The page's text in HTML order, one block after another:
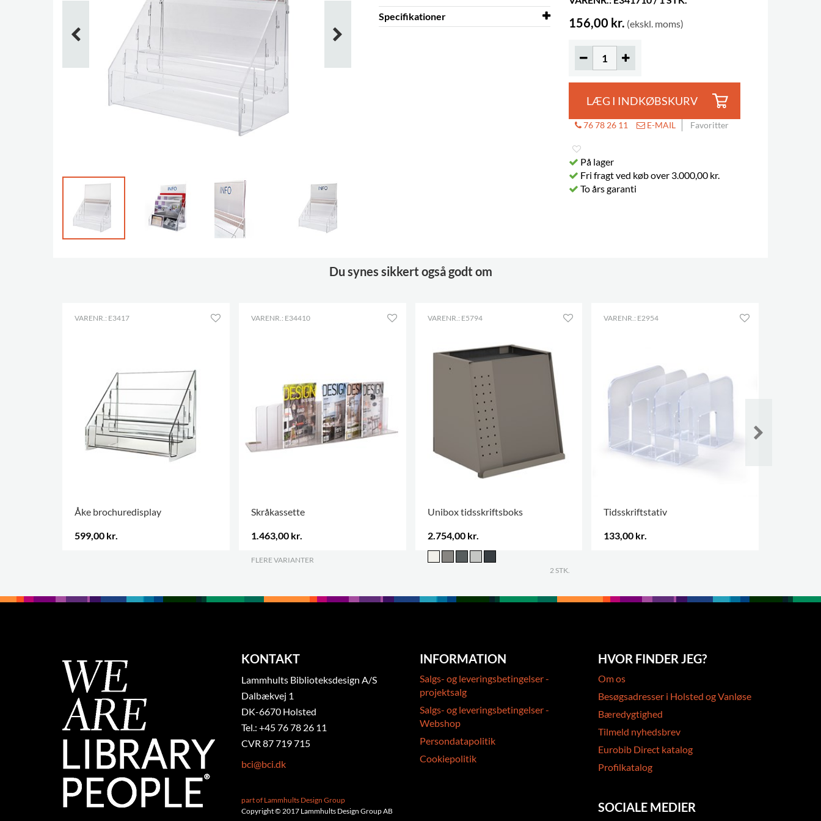
Specifikationer 156,00 kr. (ekskl. moms)
LÆG I INDKØBSKURV
76 78 26 11 E-MAIL Favoritter
På lager
Fri fragt ved køb over 3.000,00 kr.
To års garanti
Du synes sikkert også godt om
VARENR.: E3417
Åke brochuredisplay
599,00 kr.
VARENR.: E34410
Skråkassette
1.463,00 kr.
FLERE VARIANTER
VARENR.: E5794
Unibox tidsskriftsboks
2.754,00 kr.
2 STK.
VARENR.: E2954
Tidsskriftstativ
133,00 kr.
KONTAKT
Lammhults Biblioteksdesign A/S
Dalbækvej 1
DK-6670 Holsted
Tel.: +45 76 78 26 11
CVR 87 719 715
bci@bci.dk
part of Lammhults Design Group
Copyright © 2017 Lammhults Design Group AB
INFORMATION
Salgs- og leveringsbetingelser -
projektsalg
Salgs- og leveringsbetingelser -
Webshop
Persondatapolitik
Cookiepolitik
HVOR FINDER JEG?
Om os
Besøgsadresser i Holsted og Vanløse
Bæredygtighed
Tilmeld nyhedsbrev
Eurobib Direct katalog
Profilkatalog
SOCIALE MEDIER